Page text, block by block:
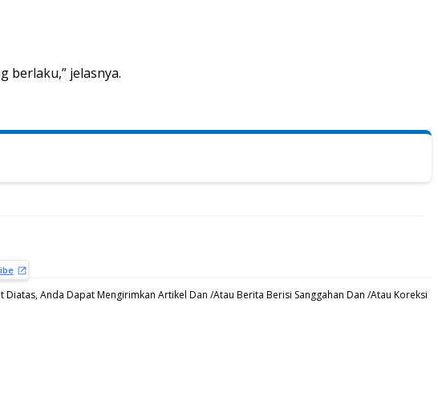
berlaku,” jelasnya.
Anda Dapat Mengirimkan Artikel Dan /Atau Berita Berisi Sanggahan Dan /Atau Koreksi